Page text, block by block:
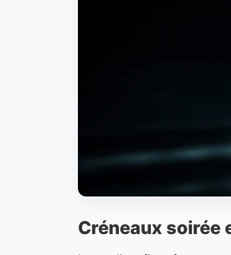
Créneaux soirée